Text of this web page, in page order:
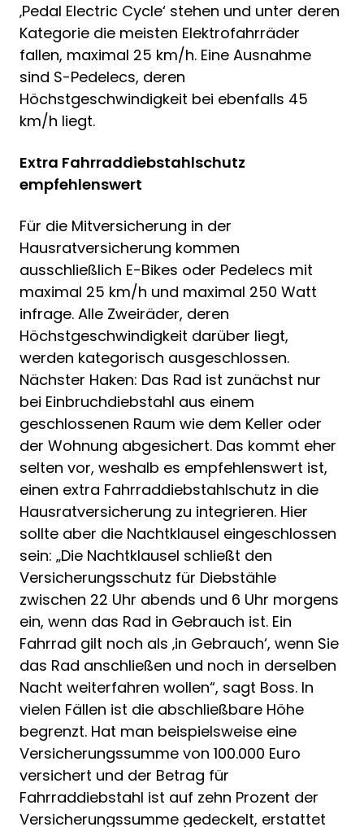
‚Pedal Electric Cycle‘ stehen und unter deren
Kategorie die meisten Elektrofahrräder
fallen, maximal 25 km/h. Eine Ausnahme
sind S-Pedelecs, deren
Höchstgeschwindigkeit bei ebenfalls 45
km/h liegt.
Extra Fahrraddiebstahlschutz
empfehlenswert
Für die Mitversicherung in der
Hausratversicherung kommen
ausschließlich E-Bikes oder Pedelecs mit
maximal 25 km/h und maximal 250 Watt
infrage. Alle Zweiräder, deren
Höchstgeschwindigkeit darüber liegt,
werden kategorisch ausgeschlossen.
Nächster Haken: Das Rad ist zunächst nur
bei Einbruchdiebstahl aus einem
geschlossenen Raum wie dem Keller oder
der Wohnung abgesichert. Das kommt eher
selten vor, weshalb es empfehlenswert ist,
einen extra Fahrraddiebstahlschutz in die
Hausratversicherung zu integrieren. Hier
sollte aber die Nachtklausel eingeschlossen
sein: „Die Nachtklausel schließt den
Versicherungsschutz für Diebstähle
zwischen 22 Uhr abends und 6 Uhr morgens
ein, wenn das Rad in Gebrauch ist. Ein
Fahrrad gilt noch als ‚in Gebrauch‘, wenn Sie
das Rad anschließen und noch in derselben
Nacht weiterfahren wollen“, sagt Boss. In
vielen Fällen ist die abschließbare Höhe
begrenzt. Hat man beispielsweise eine
Versicherungssumme von 100.000 Euro
versichert und der Betrag für
Fahrraddiebstahl ist auf zehn Prozent der
Versicherungssumme gedeckelt, erstattet